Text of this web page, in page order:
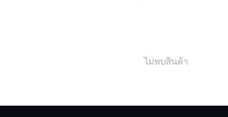
ไม่พบสินค้า